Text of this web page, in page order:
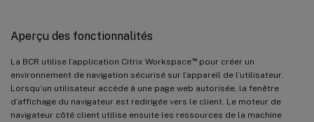
Aperçu des fonctionnalités
La BCR utilise l’application Citrix Workspace™pour créer un
environnement de navigation sécurisé sur l’appareil de l’utilisateur.
Lorsqu’un utilisateur accède à une page web autorisée, la fenêtre
d’affichage du navigateur est redirigée vers le client. Le moteur de
navigateur côté client utilise ensuite les ressources de la machine